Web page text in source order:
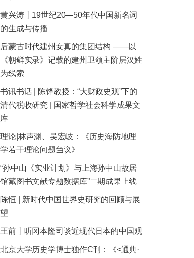
黄兴涛丨19世纪20—50年代中国新名词
的生成与传播
后蒙古时代建州女真的集团结构 ——以
《朝鲜实录》记载的建州卫领主阶层汉姓
为线索
书讯书话 | 陈锋教授：“大财政史观”下的
清代税收研究 | 国家哲学社会科学成果文
库
理论|林声渊、吴宏岐：《历史海防地理
学若干理论问题刍议》
“孙中山《实业计划》与上海孙中山故居
馆藏图书文献专题数据库”二期成果上线
陈恒 | 新时代中国世界史研究的回顾与展
望
王前丨听冈本隆司谈近现代日本的中国观
北京大学历史学博士独作C刊：《<通典·